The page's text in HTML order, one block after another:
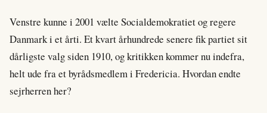
Venstre kunne i 2001 vælte Socialdemokratiet og regere
Danmark i et årti. Et kvart århundrede senere fik partiet sit
dårligste valg siden 1910, og kritikken kommer nu indefra,
helt ude fra et byrådsmedlem i Fredericia. Hvordan endte
sejrherren her?